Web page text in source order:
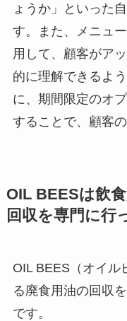
ょうか」といった
す。また、メニュ
用して、顧客がア
的に理解できるよ
に、期間限定のオ
することで、顧客
OIL BEESは飲
回収を専門に行
OIL BEES（オイル
る廃食用油の回収
です。